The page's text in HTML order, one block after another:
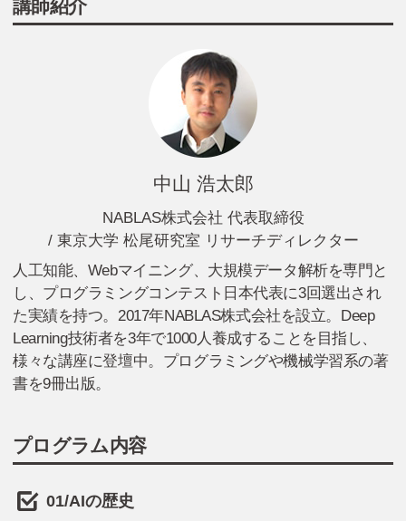
講師紹介
中山 浩太郎
NABLAS株式会社 代表取締役
/ 東京大学 松尾研究室 リサーチディレクター
人工知能、Webマイニング、大規模データ解析を専門と
し、プログラミングコンテスト日本代表に3回選出され
た実績を持つ。2017年NABLAS株式会社を設立。Deep
Learning技術者を3年で1000人養成することを目指し、
様々な講座に登壇中。プログラミングや機械学習系の著
書を9冊出版。
プログラム内容
01/AIの歴史